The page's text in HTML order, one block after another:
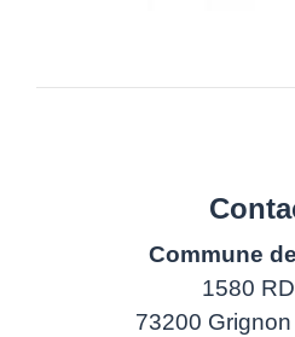
Commune
1580
73200